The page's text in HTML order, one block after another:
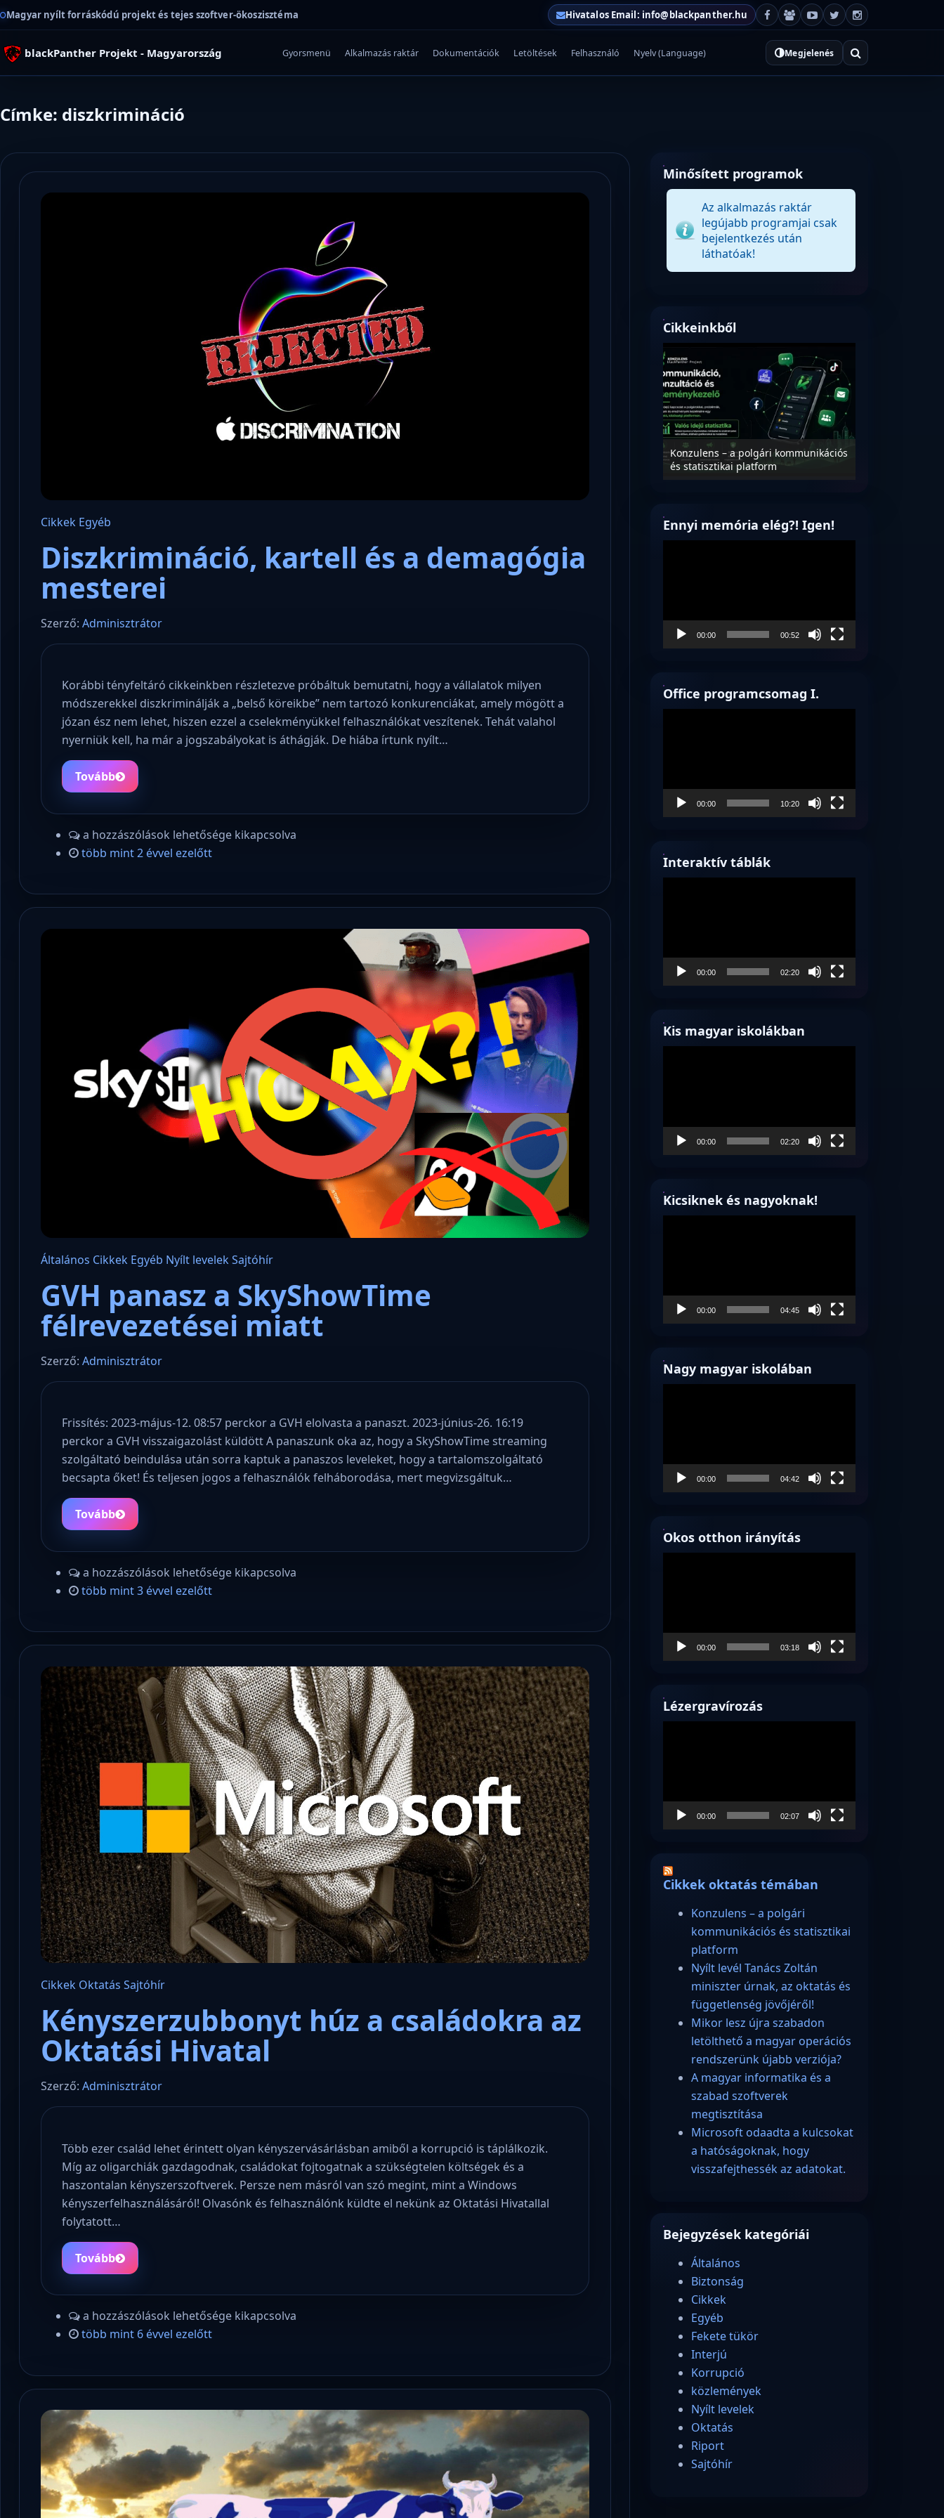
Magyar nyílt forráskódú projekt és tejes szoftver-ökoszisztéma Hivatalos Email: info@blackpanther.hu
blackPanther Projekt - Magyarország Gyorsmenü Alkalmazás raktár Dokumentációk Letöltések Felhasználó Nyelv (Language) Megjelenés
Címke: diszkrimináció
Cikkek Egyéb
Diszkrimináció, kartell és a demagógia
mesterei
Szerző: Adminisztrátor
Korábbi tényfeltáró cikkeinkben részletezve próbáltuk bemutatni, hogy a vállalatok milyen
módszerekkel diszkriminálják a „belső köreikbe” nem tartozó konkurenciákat, amely mögött a
józan ész nem lehet, hiszen ezzel a cselekményükkel felhasználókat veszítenek. Tehát valahol
nyerniük kell, ha már a jogszabályokat is áthágják. De hiába írtunk nyílt…
Tovább
a hozzászólások lehetősége kikapcsolva
több mint 2 évvel ezelőtt
Általános Cikkek Egyéb Nyílt levelek Sajtóhír
GVH panasz a SkyShowTime
félrevezetései miatt
Szerző: Adminisztrátor
Frissítés: 2023-május-12. 08:57 perckor a GVH elolvasta a panaszt. 2023-június-26. 16:19
perckor a GVH visszaigazolást küldött A panaszunk oka az, hogy a SkyShowTime streaming
szolgáltató beindulása után sorra kaptuk a panaszos leveleket, hogy a tartalomszolgáltató
becsapta őket! És teljesen jogos a felhasználók felháborodása, mert megvizsgáltuk…
Tovább
a hozzászólások lehetősége kikapcsolva
több mint 3 évvel ezelőtt
Cikkek Oktatás Sajtóhír
Kényszerzubbonyt húz a családokra az
Oktatási Hivatal
Szerző: Adminisztrátor
Több ezer család lehet érintett olyan kényszervásárlásban amiből a korrupció is táplálkozik.
Míg az oligarchiák gazdagodnak, családokat fojtogatnak a szükségtelen költségek és a
haszontalan kényszerszoftverek. Persze nem másról van szó megint, mint a Windows
kényszerfelhasználásáról! Olvasónk és felhasználónk küldte el nekünk az Oktatási Hivatallal
folytatott…
Tovább
a hozzászólások lehetősége kikapcsolva
több mint 6 évvel ezelőtt
Minősített programok
Az alkalmazás raktár
legújabb programjai csak
bejelentkezés után
láthatóak!
Cikkeinkből
Konzulens – a polgári kommunikációs
és statisztikai platform
Ennyi memória elég?! Igen!
00:00 00:52
Office programcsomag I.
00:00 10:20
Interaktív táblák
00:00 02:20
Kis magyar iskolákban
00:00 02:20
Kicsiknek és nagyoknak!
00:00 04:45
Nagy magyar iskolában
00:00 04:42
Okos otthon irányítás
00:00 03:18
Lézergravírozás
00:00 02:07
Cikkek oktatás témában
Konzulens – a polgári
kommunikációs és statisztikai
platform
Nyílt levél Tanács Zoltán
miniszter úrnak, az oktatás és
függetlenség jövőjéről!
Mikor lesz újra szabadon
letölthető a magyar operációs
rendszerünk újabb verziója?
A magyar informatika és a
szabad szoftverek
megtisztítása
Microsoft odaadta a kulcsokat
a hatóságoknak, hogy
visszafejthessék az adatokat.
Bejegyzések kategóriái
Általános
Biztonság
Cikkek
Egyéb
Fekete tükör
Interjú
Korrupció
közlemények
Nyílt levelek
Oktatás
Riport
Sajtóhír